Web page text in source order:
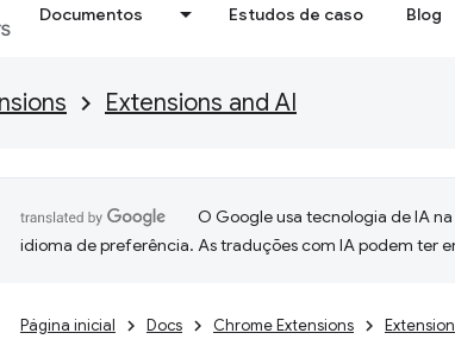
Documentos Estudos de caso Blog
Extensions and AI
O Google usa tecnologia de IA
idioma de preferência. As traduções com IA podem ter
Página inicial Docs Chrome Extensions